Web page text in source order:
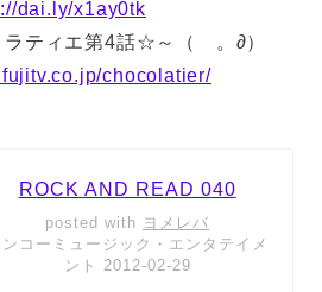
dai.ly/x1ay0tk
ティエ第4話☆～（ゝ。∂）
chocolatier/
ROCK AND READ 040
posted with ヨメレバ
ンコーミュージック・エンタテイメ
ント 2012-02-29